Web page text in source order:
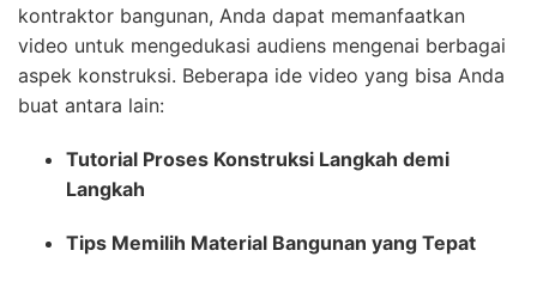
kontraktor bangunan, Anda dapat memanfaatkan
video untuk mengedukasi audiens mengenai berbagai
aspek konstruksi. Beberapa ide video yang bisa Anda
buat antara lain:
Tutorial Proses Konstruksi Langkah demi
Langkah
Tips Memilih Material Bangunan yang Tepat